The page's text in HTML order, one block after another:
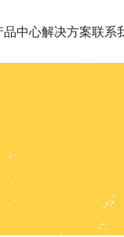
品中心解决方案联系